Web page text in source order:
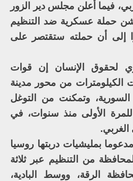
فيما أعلن مجلس دير الزور
حملة عسكرية ضد التنظيم
إلى أن حملته ستقتصر على
لحقوق الإنسان إن قوات
الكيلومترات من محور مدينة
السورية، وتمكنت من التوغل
للمرة الأولى منذ سنوات، في
الغربي.
بمليشيات دربتها روسيا
من التنظيم عبر ثلاثة
الرقة، ووسط البادية،